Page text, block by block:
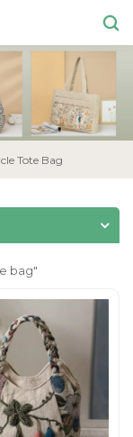
Tote Bag
bag"